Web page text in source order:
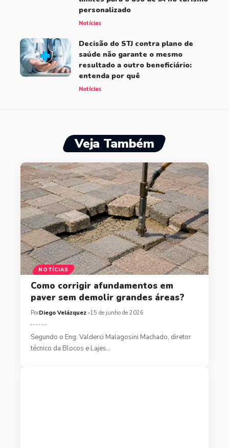
personalizado
Notícias
Decisão do STJ contra plano de
saúde não garante o mesmo
resultado a outro beneficiário:
entenda por quê
Notícias
Veja Também
NOTÍCIAS
Como corrigir afundamentos em
paver sem demolir grandes áreas?
PorDiego Velázquez 15 de junho de 2026
Segundo o Eng. Valderci Malagosini Machado, diretor
técnico da Blocos e Lajes…